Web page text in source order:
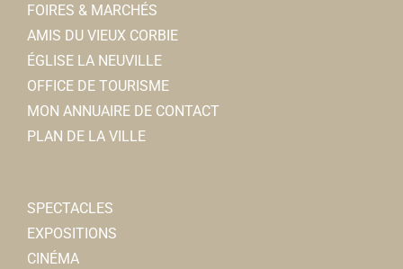
FOIRES & MARCHÉS
AMIS DU VIEUX CORBIE
ÉGLISE LA NEUVILLE
OFFICE DE TOURISME
MON ANNUAIRE DE CONTACT
PLAN DE LA VILLE
SPECTACLES
EXPOSITIONS
CINÉMA